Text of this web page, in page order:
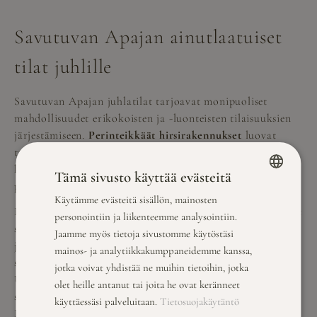
Savutuvan Apajan ainutlaatuiset
tilat juhlille
Savutuvan Apajan juhlatilat tarjoavat monipuoliset
mahdollisuudet erikokoisten ja -luonteisten tilaisuuksien
järjestämiseen. Perinteikkäät hirsirakennukset luovat
tunnelmallisen ympäristön, jossa historia ja nykyaika
kohtaavat. Tilojen kapasiteetti mahdollistaa sekä intiimien
perhetilaisuuksien että suurempien juhlien järjestämisen.
Erityisen ainutlaatuisia ovat Päijänteen rannalla sijaitsevat
saunatilat, jotka tuovat lisäulottuvuuden
juhlakokemukseen. Saunominen on perinteinen
suomalainen tapa rentoutua ja juhlistaa tärkeitä hetkiä.
Ulkoporealtaat tarjoavat ylellisen lisän
saunakokemukseen, ja niistä avautuvat näkymät
Päijänteelle luovat vaikuttavan taustan juhlille.
Tämä sivusto käyttää evästeitä
Käytämme evästeitä sisällön, mainosten
personointiin ja liikenteemme analysointiin.
Jaamme myös tietoja sivustomme käytöstäsi
mainos- ja analytiikkakumppaneidemme kanssa,
jotka voivat yhdistää ne muihin tietoihin, jotka
olet heille antanut tai joita he ovat keränneet
käyttäessäsi palveluitaan. Tietosuojakäytäntö